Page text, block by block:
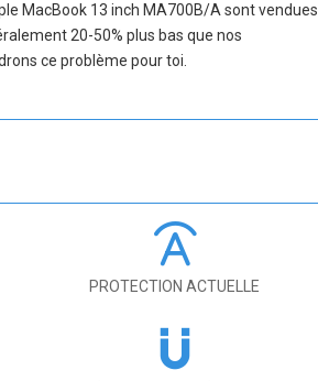
MacBook 13 inch MA700B/A sont vendues
20-50% plus bas que nos
ce problème pour toi.
PROTECTION ACTUELLE